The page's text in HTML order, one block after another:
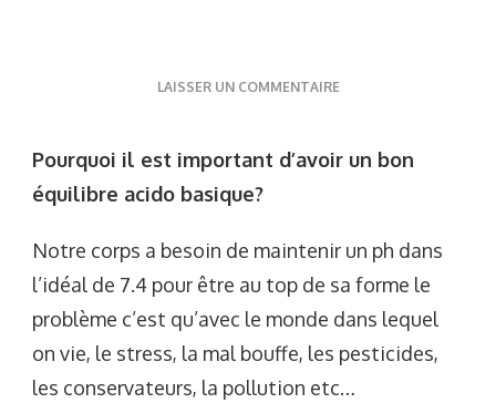
LAISSER UN COMMENTAIRESUR
BASIQUE
Pourquoi il est important d’avoir un bon
équilibre acido basique?
Notre corps a besoin de maintenir un ph dans
l’idéal de 7.4 pour être au top de sa forme le
problème c’est qu’avec le monde dans lequel
on vie, le stress, la mal bouffe, les pesticides,
les conservateurs, la pollution etc…